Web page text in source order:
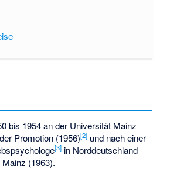
bis 1954 an der Universität Mainz
Promotion (1956)[2] und nach einer
[3] in Norddeutschland
(1963).